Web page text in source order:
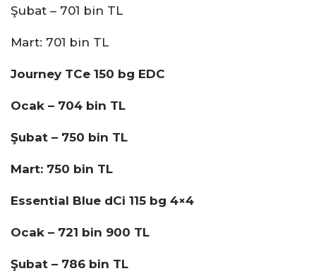
Şubat – 701 bin TL
Mart: 701 bin TL
Journey TCe 150 bg EDC
Ocak – 704 bin TL
Şubat – 750 bin TL
Mart: 750 bin TL
Essential Blue dCi 115 bg 4×4
Ocak – 721 bin 900 TL
Şubat – 786 bin TL